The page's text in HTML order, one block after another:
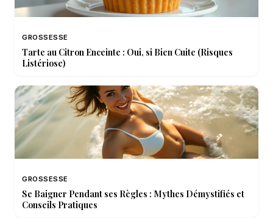
GROSSESSE
Tarte au Citron Enceinte : Oui, si Bien Cuite (Risques
Listériose)
GROSSESSE
Se Baigner Pendant ses Règles : Mythes Démystifiés et
Conseils Pratiques